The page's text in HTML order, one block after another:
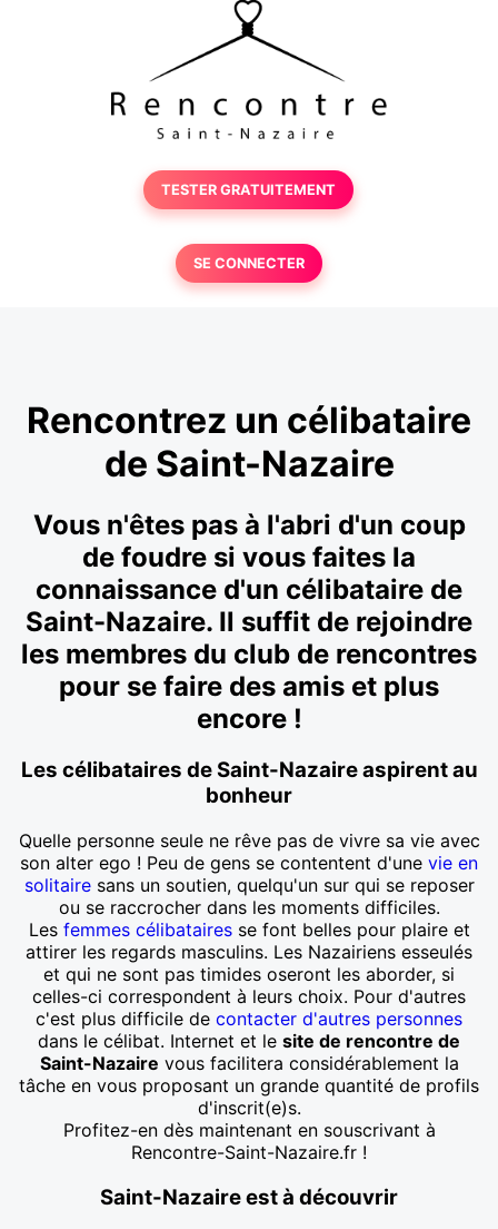
TESTER GRATUITEMENT
SE CONNECTER
Rencontrez un célibataire
de Saint-Nazaire
Vous n'êtes pas à l'abri d'un coup
de foudre si vous faites la
connaissance d'un célibataire de
Saint-Nazaire. Il suffit de rejoindre
les membres du club de rencontres
pour se faire des amis et plus
encore !
Les célibataires de Saint-Nazaire aspirent au
bonheur
Quelle personne seule ne rêve pas de vivre sa vie avec
son alter ego ! Peu de gens se contentent d'une vie en
solitairesans un soutien, quelqu'un sur qui se reposer
ou se raccrocher dans les moments difficiles.
Les femmes célibatairesse font belles pour plaire et
attirer les regards masculins. Les Nazairiens esseulés
et qui ne sont pas timides oseront les aborder, si
celles-ci correspondent à leurs choix. Pour d'autres
c'est plus difficile de contacter d'autres personnes
dans le célibat. Internet et le site de rencontre de
Saint-Nazaire vous facilitera considérablement la
tâche en vous proposant un grande quantité de profils
d'inscrit(e)s.
Profitez-en dès maintenant en souscrivant à
Rencontre-Saint-Nazaire.fr !
Saint-Nazaire est à découvrir